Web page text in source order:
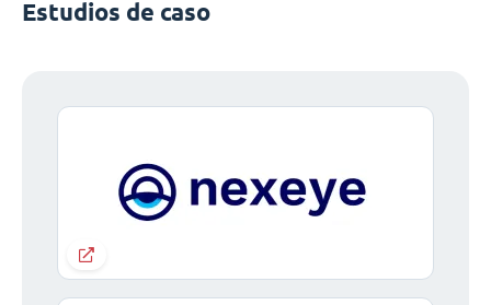
Estudios de caso